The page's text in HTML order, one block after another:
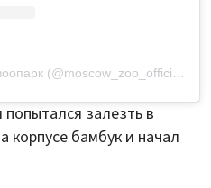
Публикация от Московский зоопарк (@moscow_zoo_official)
залезть в
корпусе бамбук и начал